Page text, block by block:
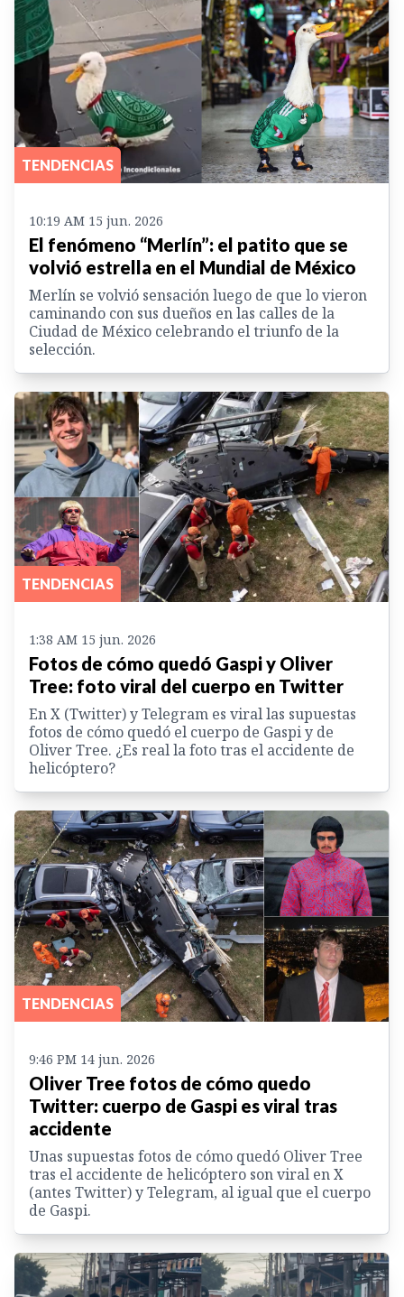
TENDENCIAS
10:19 AM 15 jun. 2026
El fenómeno “Merlín”: el patito que se
volvió estrella en el Mundial de México
Merlín se volvió sensación luego de que lo vieron
caminando con sus dueños en las calles de la
Ciudad de México celebrando el triunfo de la
selección.
TENDENCIAS
1:38 AM 15 jun. 2026
Fotos de cómo quedó Gaspi y Oliver
Tree: foto viral del cuerpo en Twitter
En X (Twitter) y Telegram es viral las supuestas
fotos de cómo quedó el cuerpo de Gaspi y de
Oliver Tree. ¿Es real la foto tras el accidente de
helicóptero?
TENDENCIAS
9:46 PM 14 jun. 2026
Oliver Tree fotos de cómo quedo
Twitter: cuerpo de Gaspi es viral tras
accidente
Unas supuestas fotos de cómo quedó Oliver Tree
tras el accidente de helicóptero son viral en X
(antes Twitter) y Telegram, al igual que el cuerpo
de Gaspi.